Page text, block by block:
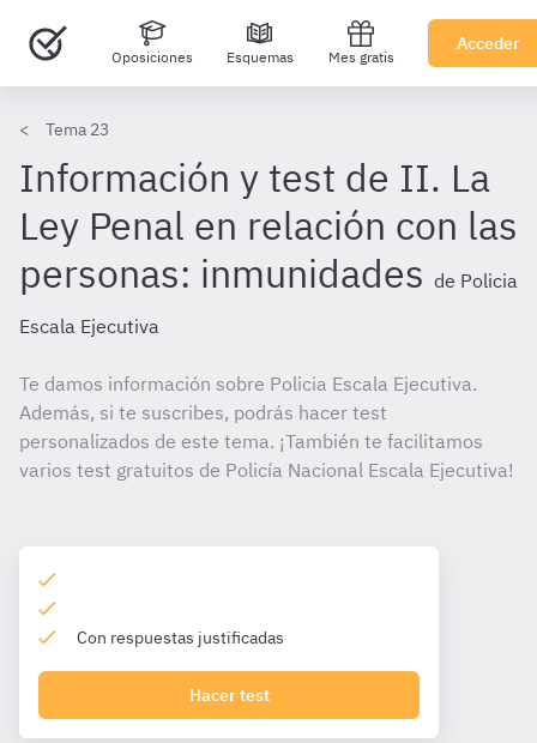
Oposiciones Esquemas Mes gratis
Acceder
Tema 23
Información y test de II. La
Ley Penal en relación con las
personas: inmunidades de Policia
Escala Ejecutiva
Te damos información sobre Policia Escala Ejecutiva.
Además, si te suscribes, podrás hacer test
personalizados de este tema. ¡También te facilitamos
varios test gratuitos de Policía Nacional Escala Ejecutiva!
Con respuestas justificadas
Hacer test